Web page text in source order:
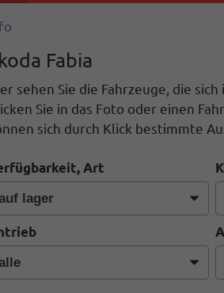
Fabia
sehen Sie die Fahrzeuge, die
Sie in das Foto oder einen
sich durch Klick bestimmte
Art